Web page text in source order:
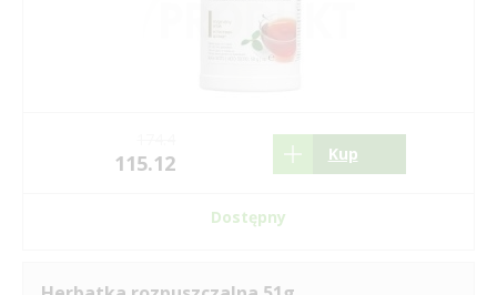
115.12 Kup
Dostępny